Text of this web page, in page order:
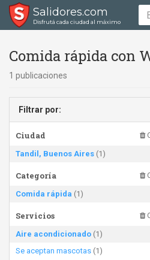
Salidores.com
Disfrutá cada ciudad al máximo
Comida rápida con
1 publicaciones
Filtrar por:
Ciudad
Tandil, Buenos Aires (1)
Categoría
Comida rápida (1)
Servicios
Aire acondicionado (1)
Se aceptan mascotas (1)